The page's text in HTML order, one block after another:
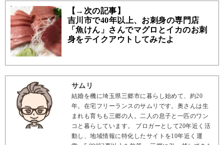
【→次の記事】
吉川市で40年以上、お刺身の専門店
「魚けん」さんでマグロとイカのお刺
身をテイクアウトしてみたよ
サムリ
結婚を機に埼玉県三郷市に暮らし始めて、約20
年。在宅フリーランスのサムリです。奥さんは生
まれも育ちも三郷の人。二人の息子と一匹のワン
コと暮らしています。 ブロガーとして20年近く活
動し、地域情報に特化したサイトを10年近く運